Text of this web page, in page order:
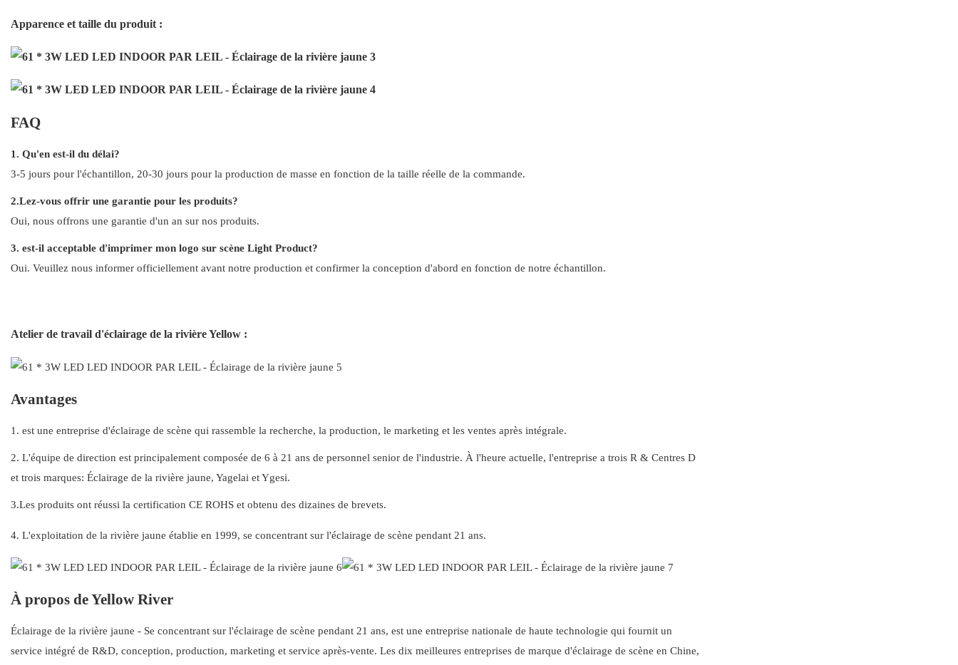
Apparence et taille du produit :
FAQ
1. Qu'en est-il du délai?
3-5 jours pour l'échantillon, 20-30 jours pour la production de masse en fonction de la taille réelle de la commande.
2.Lez-vous offrir une garantie pour les produits?
Oui, nous offrons une garantie d'un an sur nos produits.
3. est-il acceptable d'imprimer mon logo sur scène Light Product?
Oui. Veuillez nous informer officiellement avant notre production et confirmer la conception d'abord en fonction de notre échantillon.
Atelier de travail d'éclairage de la rivière Yellow :
Avantages
1. est une entreprise d'éclairage de scène qui rassemble la recherche, la production, le marketing et les ventes après intégrale.
2. L'équipe de direction est principalement composée de 6 à 21 ans de personnel senior de l'industrie. À l'heure actuelle, l'entreprise a trois R & Centres D
et trois marques: Éclairage de la rivière jaune, Yagelai et Ygesi.
3.Les produits ont réussi la certification CE ROHS et obtenu des dizaines de brevets.
4. L'exploitation de la rivière jaune établie en 1999, se concentrant sur l'éclairage de scène pendant 21 ans.
À propos de Yellow River
Éclairage de la rivière jaune - Se concentrant sur l'éclairage de scène pendant 21 ans, est une entreprise nationale de haute technologie qui fournit un
service intégré de R&D, conception, production, marketing et service après-vente. Les dix meilleures entreprises de marque d'éclairage de scène en Chine,